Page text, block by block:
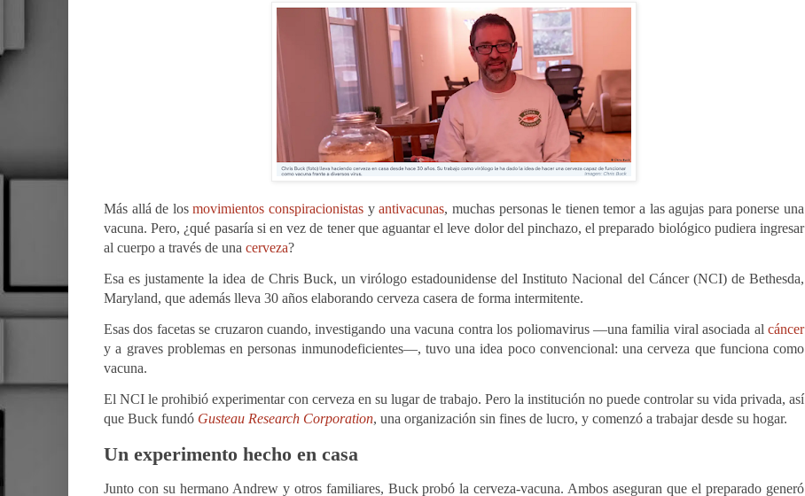
Más allá de losmovimientos conspiracionistas yantivacunas, muchas personas le tienen temor a las agujas para ponerse una
vacuna. Pero, ¿qué pasaría si en vez de tener que aguantar el leve dolor del pinchazo, el preparado biológico pudiera ingresar
al cuerpo a través de una cerveza?
Esa es justamente la idea de Chris Buck, un virólogo estadounidense del Instituto Nacional del Cáncer (NCI) de Bethesda,
Maryland, que además lleva 30 años elaborando cerveza casera de forma intermitente.
Esas dos facetas se cruzaron cuando, investigando una vacuna contra los poliomavirus —una familia viral asociada al cáncer
y a graves problemas en personas inmunodeficientes—, tuvo una idea poco convencional: una cerveza que funciona como
vacuna.
El NCI le prohibió experimentar con cerveza en su lugar de trabajo. Pero la institución no puede controlar su vida privada, así
que Buck fundó Gusteau Research Corporation, una organización sin fines de lucro, y comenzó a trabajar desde su hogar.
Un experimento hecho en casa
Junto con su hermano Andrew y otros familiares, Buck probó la cerveza-vacuna. Ambos aseguran que el preparado generó